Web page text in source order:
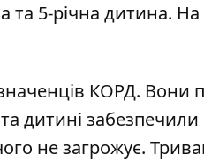
та 5-річна дитина.
КОРД. Вони
дитині
не загрожує.